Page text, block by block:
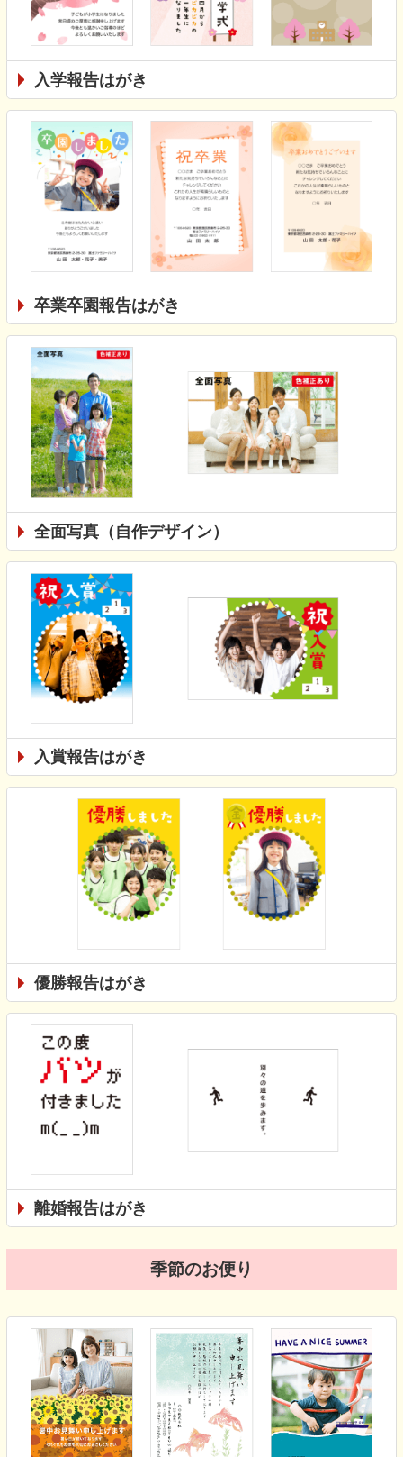
入学報告はがき
卒業卒園報告はがき
全面写真（自作デザイン）
入賞報告はがき
優勝報告はがき
離婚報告はがき
季節のお便り